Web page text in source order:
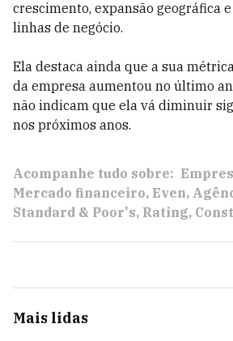
crescimento, expansão geográfica
linhas de negócio.
Ela destaca ainda que a sua
da empresa aumentou no último
não indicam que ela vá diminuir
nos próximos anos.
Acompanhe tudo sobre:
Mercado financeiro Even
Standard & Poor's Rating
Mais lidas